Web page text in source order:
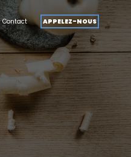
Contact APPELEZ-NOUS